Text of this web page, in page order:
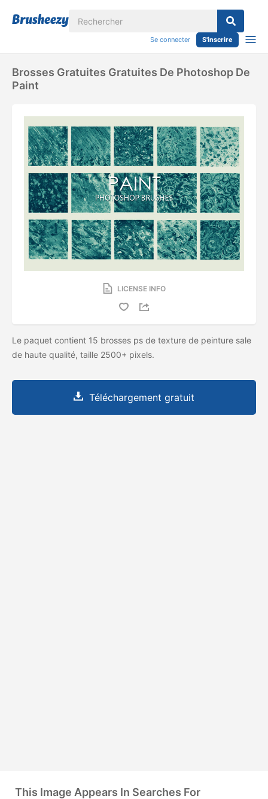
Se connecter S'inscrire
Brosses Gratuites Gratuites De Photoshop De
Paint
LICENSE INFO
Le paquet contient 15 brosses ps de texture de peinture sale
de haute qualité, taille 2500+ pixels.
Téléchargement gratuit
This Image Appears In Searches For